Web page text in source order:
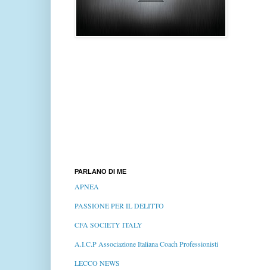
PARLANO DI ME
APNEA
PASSIONE PER IL DELITTO
CFA SOCIETY ITALY
A.I.C.P Associazione Italiana Coach Professionisti
LECCO NEWS